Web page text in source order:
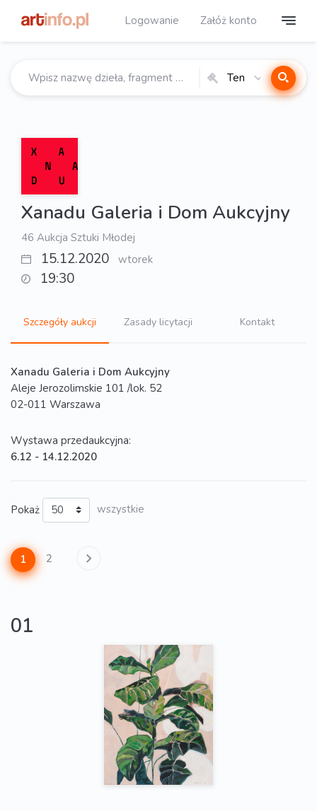
Logowanie Załóż konto
Ten
Xanadu Galeria i Dom Aukcyjny
46 Aukcja Sztuki Młodej
15.12.2020 wtorek
19:30
Szczegóły aukcji Zasady licytacji Kontakt
Xanadu Galeria i Dom Aukcyjny
Aleje Jerozolimskie 101 /lok. 52
02-011 Warszawa
Wystawa przedaukcyjna:
6.12 - 14.12.2020
Pokaż wszystkie
1 2
01